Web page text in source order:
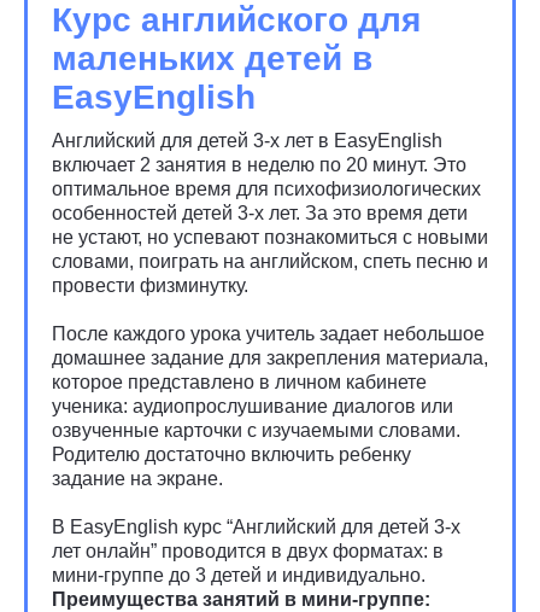
Курс английского для
маленьких детей в
EasyEnglish
Английский для детей 3-х лет в EasyEnglish
включает 2 занятия в неделю по 20 минут. Это
оптимальное время для психофизиологических
особенностей детей 3-х лет. За это время дети
не устают, но успевают познакомиться с новыми
словами, поиграть на английском, спеть песню и
провести физминутку.
После каждого урока учитель задает небольшое
домашнее задание для закрепления материала,
которое представлено в личном кабинете
ученика: аудиопрослушивание диалогов или
озвученные карточки с изучаемыми словами.
Родителю достаточно включить ребенку
задание на экране.
В EasyEnglish курс “Английский для детей 3-х
лет онлайн” проводится в двух форматах: в
мини-группе до 3 детей и индивидуально.
Преимущества занятий в мини-группе: